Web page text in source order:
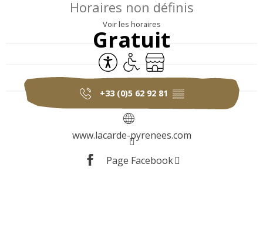
Horaires non définis
Voir les horaires
Gratuit
AccessibilitéAccès handicapés
Boutique
+33 (0)5 62 92 81 ▒▒
www.lacarde-pyrenees.com
Page Facebook